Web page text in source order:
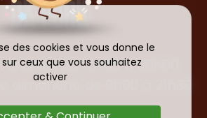
des cookies et vous donne le
ceux que vous souhaitez
activer
de 10h00 à 00h00
dimanche de 9h00 à 21h30